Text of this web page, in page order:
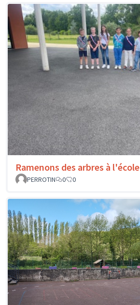
Ramenons des arbres à l'école
PERROTIN
0 0